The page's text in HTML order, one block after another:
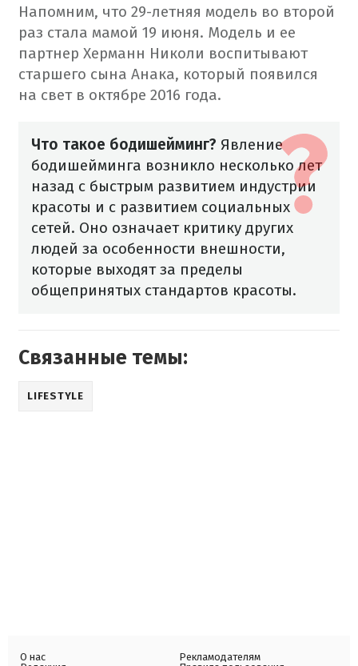
Напомним, что 29-летняя модель во второй
раз стала мамой 19 июня. Модель и ее
партнер Херманн Николи воспитывают
старшего сына Анака, который появился
на свет в октябре 2016 года.
Что такое бодишейминг? Явление
бодишейминга возникло несколько лет
назад с быстрым развитием индустрии
красоты и с развитием социальных
сетей. Оно означает критику других
людей за особенности внешности,
которые выходят за пределы
общепринятых стандартов красоты.
Связанные темы:
LIFESTYLE
О нас
Рекламодателям